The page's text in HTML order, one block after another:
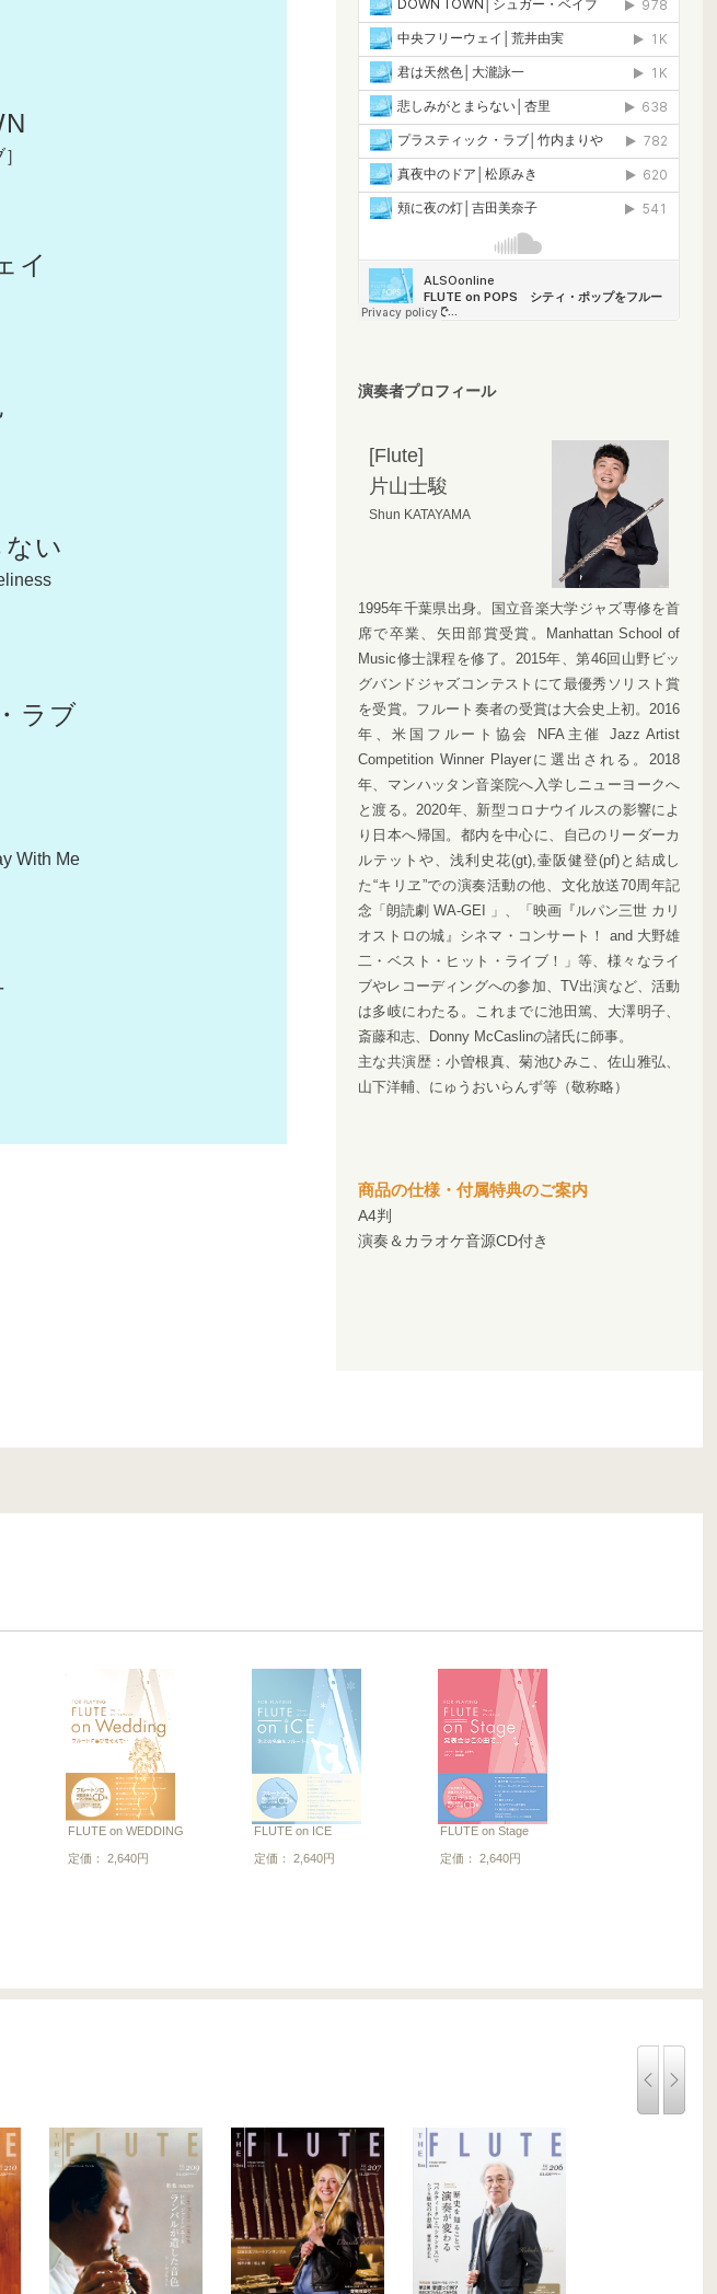
演奏者プロフィール
[Flute]
片山士駿
Shun KATAYAMA
1995年千葉県出身。国立音楽大学ジャズ専修を首
席で卒業、矢田部賞受賞。Manhattan School of
Music修士課程を修了。2015年、第46回山野ビッ
グバンドジャズコンテストにて最優秀ソリスト賞
を受賞。フルート奏者の受賞は大会史上初。2016
年、米国フルート協会 NFA主催 Jazz Artist
Competition Winner Playerに選出される。2018
年、マンハッタン音楽院へ入学しニューヨークへ
と渡る。2020年、新型コロナウイルスの影響によ
り日本へ帰国。都内を中心に、自己のリーダーカ
ルテットや、浅利史花(gt),壷阪健登(pf)と結成し
た“キリヱ”での演奏活動の他、文化放送70周年記
念「朗読劇 WA-GEI 」、「映画『ルパン三世 カリ
オストロの城』シネマ・コンサート！ and 大野雄
二・ベスト・ヒット・ライブ！」等、様々なライ
ブやレコーディングへの参加、TV出演など、活動
は多岐にわたる。これまでに池田篤、大澤明子、
斎藤和志、Donny McCaslinの諸氏に師事。
主な共演歴：小曽根真、菊池ひみこ、佐山雅弘、
山下洋輔、にゅうおいらんず等（敬称略）
商品の仕様・付属特典のご案内
A4判
演奏＆カラオケ音源CD付き
イ
い
ラブ
With Me
FLUTE on WEDDING
定価： 2,640円
FLUTE on ICE
定価： 2,640円
FLUTE on Stage
定価： 2,640円